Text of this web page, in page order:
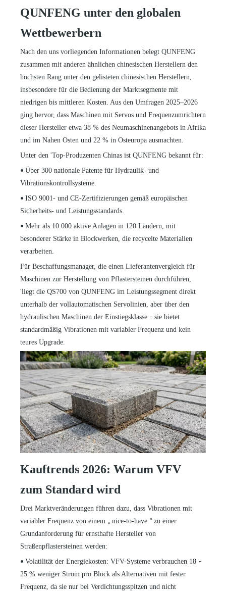
QUNFENG unter den globalen
Wettbewerbern
Nach den uns vorliegenden Informationen belegt QUNFENG
zusammen mit anderen ähnlichen chinesischen Herstellern den
höchsten Rang unter den gelisteten chinesischen Herstellern,
insbesondere für die Bedienung der Marktsegmente mit
niedrigen bis mittleren Kosten. Aus den Umfragen 2025–2026
ging hervor, dass Maschinen mit Servos und Frequenzumrichtern
dieser Hersteller etwa 38 % des Neumaschinenangebots in Afrika
und im Nahen Osten und 22 % in Osteuropa ausmachten.
Unter den 'Top-Produzenten Chinas ist QUNFENG bekannt für:
• Über 300 nationale Patente für Hydraulik- und
Vibrationskontrollsysteme.
• ISO 9001- und CE-Zertifizierungen gemäß europäischen
Sicherheits- und Leistungsstandards.
• Mehr als 10.000 aktive Anlagen in 120 Ländern, mit
besonderer Stärke in Blockwerken, die recycelte Materialien
verarbeiten.
Für Beschaffungsmanager, die einen Lieferantenvergleich für
Maschinen zur Herstellung von Pflastersteinen durchführen,
'liegt die QS700 von QUNFENG im Leistungssegment direkt
unterhalb der vollautomatischen Servolinien, aber über den
hydraulischen Maschinen der Einstiegsklasse – sie bietet
standardmäßig Vibrationen mit variabler Frequenz und kein
teures Upgrade.
Kauftrends 2026: Warum VFV
zum Standard wird
Drei Marktveränderungen führen dazu, dass Vibrationen mit
variabler Frequenz von einem „ nice-to-have “ zu einer
Grundanforderung für ernsthafte Hersteller von
Straßenpflastersteinen werden:
• Volatilität der Energiekosten: VFV-Systeme verbrauchen 18 –
25 % weniger Strom pro Block als Alternativen mit fester
Frequenz, da sie nur bei Verdichtungsspitzen und nicht